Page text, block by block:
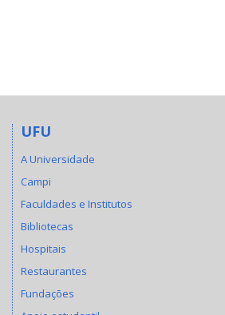
UFU
A Universidade
Campi
Faculdades e Institutos
Bibliotecas
Hospitais
Restaurantes
Fundações